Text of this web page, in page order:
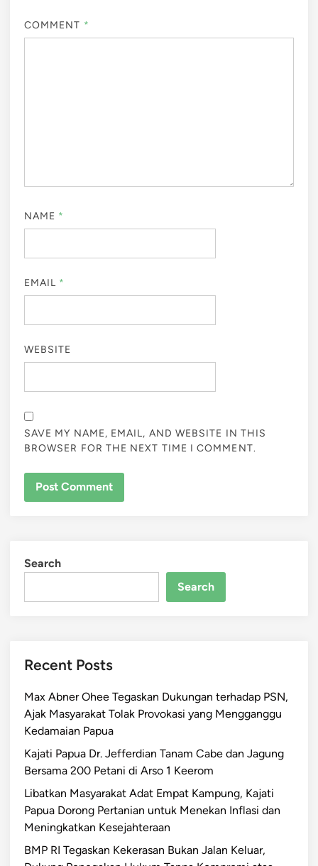
COMMENT *
NAME *
EMAIL *
WEBSITE
SAVE MY NAME, EMAIL, AND WEBSITE IN THIS
BROWSER FOR THE NEXT TIME I COMMENT.
Search
Search
Recent Posts
Max Abner Ohee Tegaskan Dukungan terhadap PSN,
Ajak Masyarakat Tolak Provokasi yang Mengganggu
Kedamaian Papua
Kajati Papua Dr. Jefferdian Tanam Cabe dan Jagung
Bersama 200 Petani di Arso 1 Keerom
Libatkan Masyarakat Adat Empat Kampung, Kajati
Papua Dorong Pertanian untuk Menekan Inflasi dan
Meningkatkan Kesejahteraan
BMP RI Tegaskan Kekerasan Bukan Jalan Keluar,